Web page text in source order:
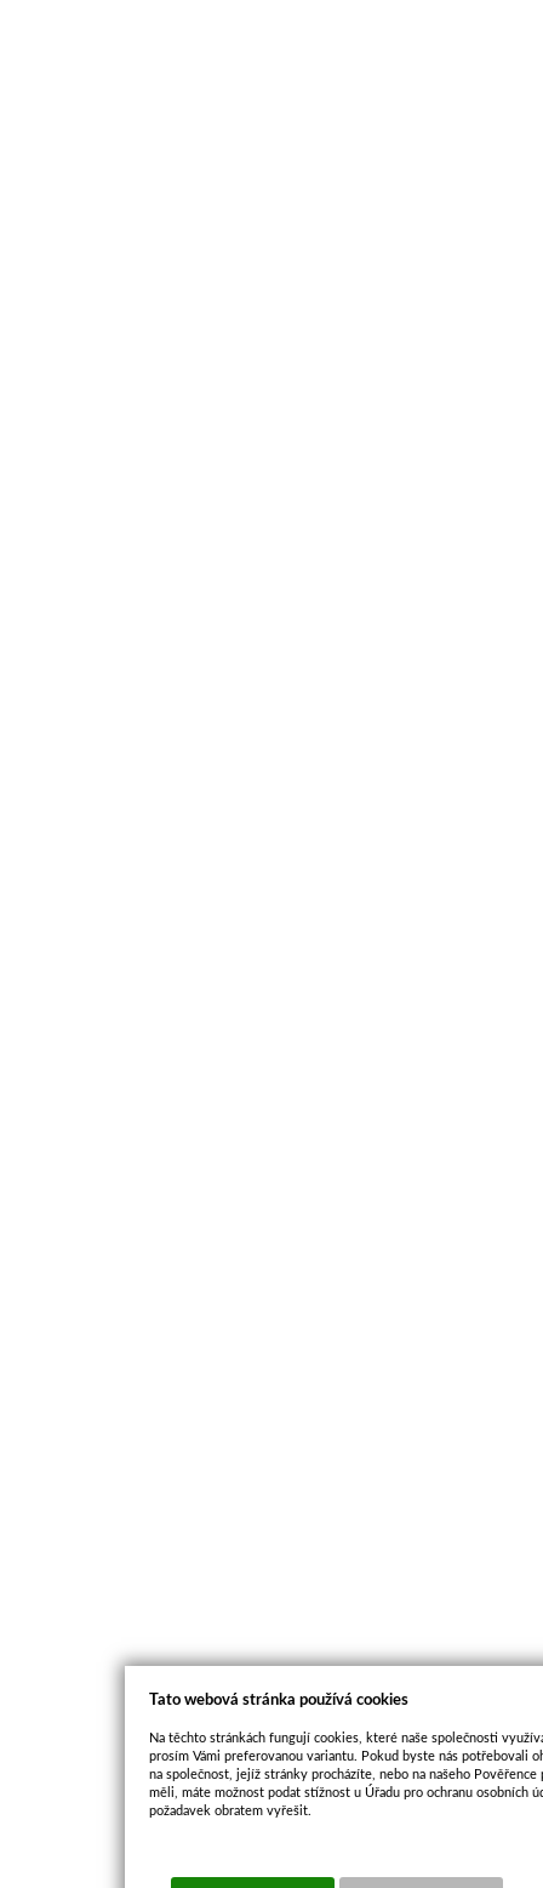
Tato webová stránka používá cookies
Na těchto stránkách fungují cookies, které naše společnosti
prosím Vámi preferovanou variantu. Pokud byste nás potřebovali
na společnost, jejíž stránky procházíte, nebo na našeho
měli, máte možnost podat stížnost u Úřadu pro ochranu osobních
požadavek obratem vyřešit.